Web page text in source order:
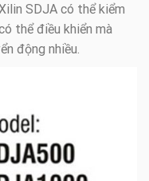
SDJA có thể kiểm
thể điều khiển mà
động nhiều.